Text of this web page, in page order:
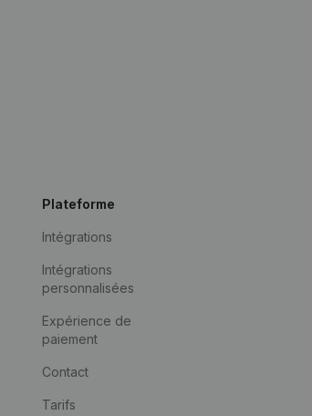
Plateforme
Intégrations
Intégrations
personnalisées
Expérience de
paiement
Contact
Tarifs